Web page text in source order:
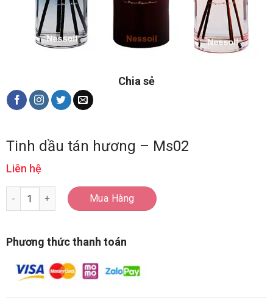
Chia sẻ
Tinh dầu tán hương – Ms02
Liên hệ
Tinh dầu tán hương - Ms02 số lượng
Mua Hàng
Phương thức thanh toán